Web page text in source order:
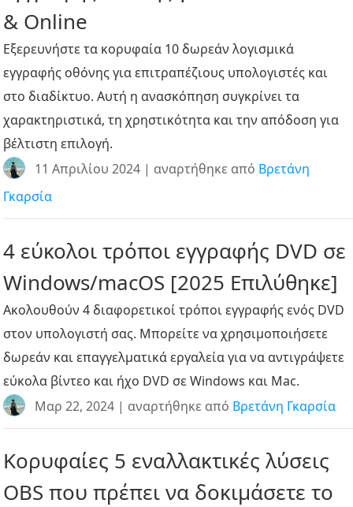
& Online
Εξερευνήστε τα κορυφαία 10 δωρεάν λογισμικά
εγγραφής οθόνης για επιτραπέζιους υπολογιστές και
στο διαδίκτυο. Αυτή η ανασκόπηση συγκρίνει τα
χαρακτηριστικά, τη χρηστικότητα και την απόδοση για
βέλτιστη επιλογή.
11 Απριλίου 2024 | αναρτήθηκε από Βρετάνη
Γκαρσία
4 εύκολοι τρόποι εγγραφής DVD σε
Windows/macOS [2025 Επιλύθηκε]
Ακολουθούν 4 διαφορετικοί τρόποι εγγραφής ενός DVD
στον υπολογιστή σας. Μπορείτε να χρησιμοποιήσετε
δωρεάν και επαγγελματικά εργαλεία για να αντιγράψετε
εύκολα βίντεο και ήχο DVD σε Windows και Mac.
Μαρ 22, 2024 | αναρτήθηκε από Βρετάνη Γκαρσία
Κορυφαίες 5 εναλλακτικές λύσεις
OBS που πρέπει να δοκιμάσετε το